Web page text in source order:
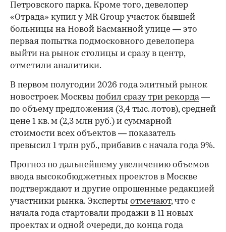
Петровского парка. Кроме того, девелопер
«Отрада» купил у MR Group участок бывшей
больницы на Новой Басманной улице — это
первая попытка подмосковного девелопера
выйти на рынок столицы и сразу в центр,
отметили аналитики.
В первом полугодии 2026 года элитный рынок
новостроек Москвы побил сразу три рекорда—
по объему предложения (3,4 тыс. лотов), средней
цене 1 кв. м (2,3 млн руб.) и суммарной
стоимости всех объектов — показатель
превысил 1 трлн руб., прибавив с начала года 9%.
Прогноз по дальнейшему увеличению объемов
ввода высокобюджетных проектов в Москве
подтверждают и другие опрошенные редакцией
участники рынка. Эксперты отмечают, что с
начала года стартовали продажи в 11 новых
проектах и одной очереди, до конца года